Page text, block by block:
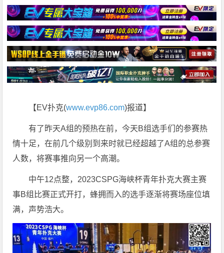
【EV扑克(www.evp86.com)报道】
有了昨天A组的预热在前，今天B组选手们的参赛热
情十足，在前几个级别到来时就已经超越了A组的总参赛
人数，将赛事推向另一个高潮。
中午12点整，2023CSPG海峡杯青年扑克大赛主赛
事B组比赛正式开打，蜂拥而入的选手逐渐将赛场座位填
满，声势浩大。